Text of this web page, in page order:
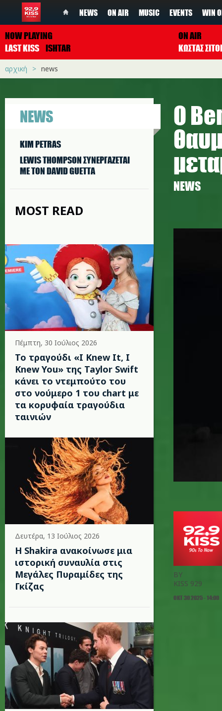
NEWS ON AIR MUSIC EVENTS WIN
NOW PLAYING
LAST KISS ISHTAR
ON AIR
ΚΩΣΤΑΣ
αρχική news
NEWS
KIM PETRAS
LEWIS THOMPSON ΣΥΝΕΡΓAΖΕΤΑΙ
ΜΕ ΤΟΝ DAVID GUETTA
MOST READ
Πέμπτη, 30 Ιούλιος 2026
Το τραγούδι «I Knew It, I
Knew You» της Taylor Swift
κάνει το ντεμπούτο του
στο νούμερο 1 του chart με
τα κορυφαία τραγούδια
ταινιών
Δευτέρα, 13 Ιούλιος 2026
Η Shakira ανακοίνωσε μια
ιστορική συναυλία στις
Μεγάλες Πυραμίδες της
Γκίζας
Ο
NEWS
BY
KISS 929
ΟΚΤ 30 2025 - 14:00